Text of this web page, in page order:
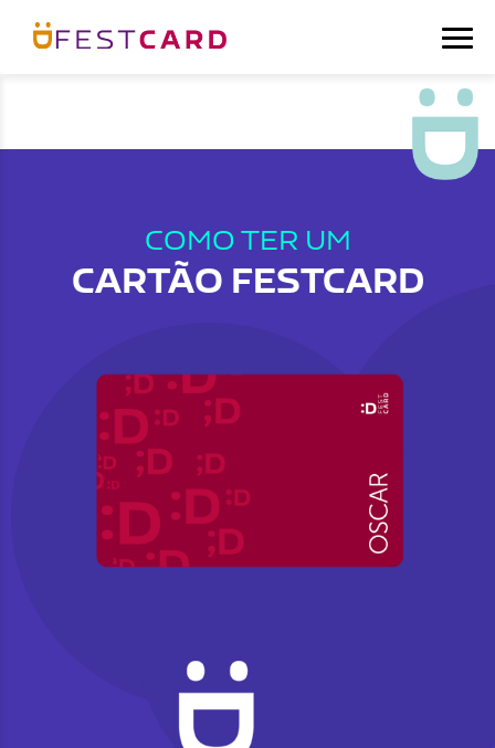
COMO TER UM
CARTÃO FESTCARD